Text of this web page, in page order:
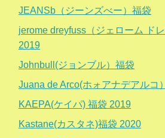
JEANSb（ジーンズべー）福袋
jerome dreyfuss（ジェローム ド
2019
Johnbull(ジョンブル）福袋
Juana de Arco(ホォアナデアルコ
KAEPA(ケイパ) 福袋 2019
Kastane(カスタネ)福袋 2020